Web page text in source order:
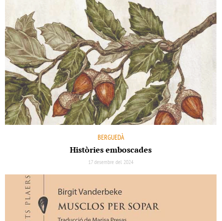
BERGUEDÀ
Històries emboscades
17 desembre del 2024